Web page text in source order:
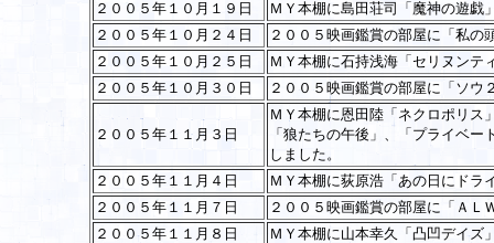
２００５年１０月１９日
ＭＹ本棚に島田荘司「魔神の遊戯
２００５年１０月２４日
２００５映画鑑賞の部屋に「私の
２００５年１０月２５日
ＭＹ本棚に石持浅海「セリヌンテ
２００５年１０月３０日
２００５映画鑑賞の部屋に「ソウ
２００５年１１月３日
ＭＹ本棚に恩田陸「ネクロポリス
「狼たちの午後」、「プライベ
しました。
２００５年１１月４日
ＭＹ本棚に荻原浩「あの日にドラ
２００５年１１月７日
２００５映画鑑賞の部屋に「Ａ
２００５年１１月８日
ＭＹ本棚に山本幸久「凸凹デイズ